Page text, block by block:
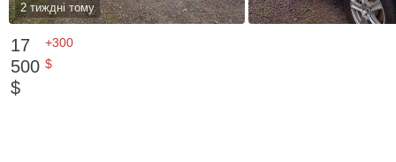
2 тиждні тому
17
500
$
+300
$